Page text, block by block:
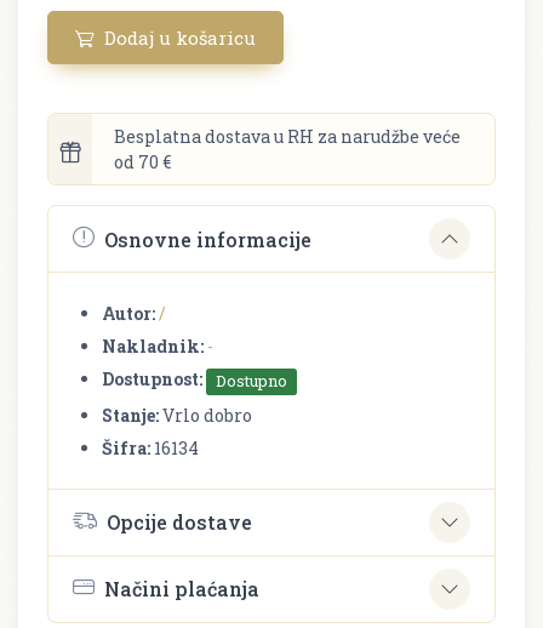
Dodaj u košaricu
Besplatna dostava u RH za narudžbe veće
od 70 €
Osnovne informacije
Autor:/
Nakladnik: -
Dostupnost:
Dostupno
Stanje:Vrlo dobro
Šifra: 16134
Opcije dostave
Načini plaćanja